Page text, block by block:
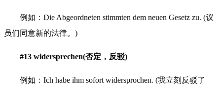
例如：Die Abgeordneten stimmten dem neuen Gesetz zu. (议
员们同意新的法律。)
#13 widersprechen(否定，反驳)
例如：Ich habe ihm sofort widersprochen. (我立刻反驳了